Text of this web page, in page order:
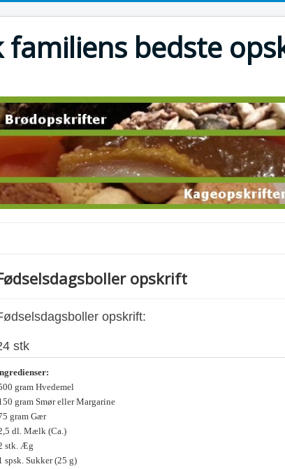
bedste
opskrift
opskrift:
stk
gram Hvedemel
gram Smør eller Margarine
gram Gær
dl. Mælk (Ca.)
stk. Æg
spsk. Sukker (25 g)